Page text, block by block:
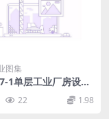
图集
1单层工业厂房设计
22 1.98